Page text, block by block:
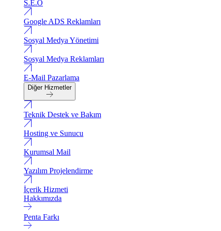
S.E.O
Google ADS Reklamları
Sosyal Medya Yönetimi
Sosyal Medya Reklamları
E-Mail Pazarlama
Diğer Hizmetler
Teknik Destek ve Bakım
Hosting ve Sunucu
Kurumsal Mail
Yazılım Projelendirme
İçerik Hizmeti
Hakkımızda
Penta Farkı